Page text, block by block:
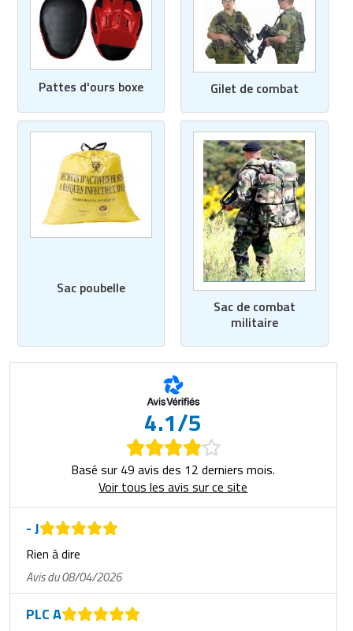
Pattes d'ours boxe Gilet de combat
Sac poubelle
Sac de combat
militaire
4.1/5
Basé sur 49 avis des 12 derniers mois.
Voir tous les avis sur ce site
- J
Rien à dire
Avis du 08/04/2026
PLC A